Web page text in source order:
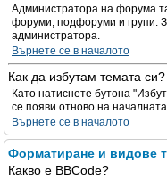
Администратора на форума
форуми, подфоруми и групи.
администратора.
Върнете се в началото
Как да избутам темата си?
Като натиснете бутона
се появи отново на
Върнете се в началото
Форматиране и видове
Какво е BBCode?